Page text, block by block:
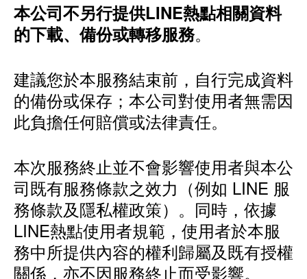
本公司不另行提供LINE熱點相關資料
的下載、備份或轉移服務。
建議您於本服務結束前，自行完成資料
的備份或保存；本公司對使用者無需因
此負擔任何賠償或法律責任。
本次服務終止並不會影響使用者與本公
司既有服務條款之效力（例如 LINE 服
務條款及隱私權政策）。同時，依據
LINE熱點使用者規範，使用者於本服
務中所提供內容的權利歸屬及既有授權
關係，亦不因服務終止而受影響。